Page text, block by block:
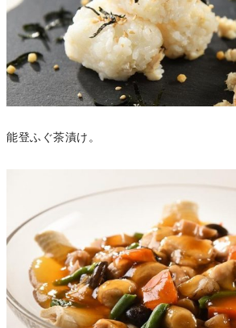
能登ふぐ茶漬け。